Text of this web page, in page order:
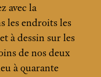
avec la
les endroits les
à dessin sur les
de nos deux
à quarante